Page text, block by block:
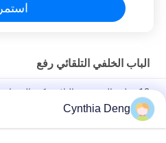
استمر
الباب الخلفي التلقائي رفع
12 فولت المعدنية والبلاستيكية
الباب الخلفي مع جهاز استشعار ركل
Cynthia Deng